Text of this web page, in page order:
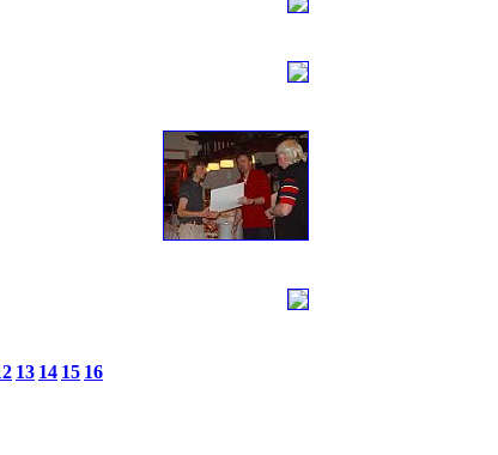
13 14 15 16